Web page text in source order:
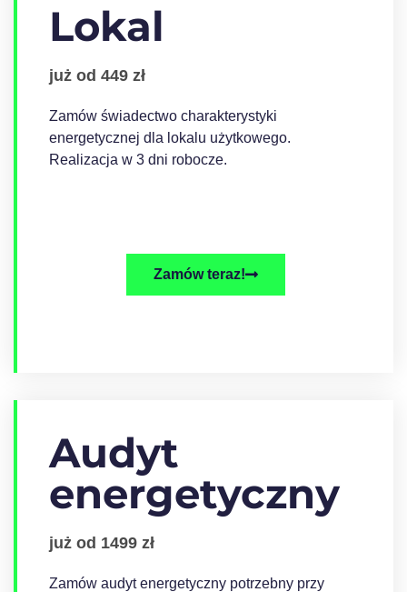
Lokal
już od 449 zł
Zamów świadectwo charakterystyki
energetycznej dla lokalu użytkowego.
Realizacja w 3 dni robocze.
Zamów teraz!
Audyt
energetyczny
już od 1499 zł
Zamów audyt energetyczny potrzebny przy